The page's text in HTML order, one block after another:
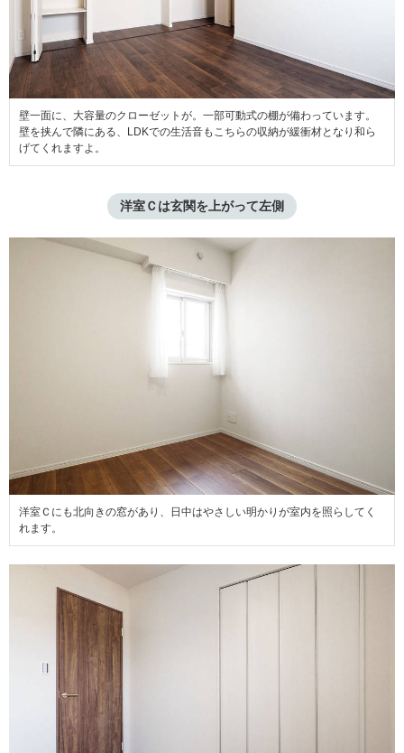
壁一面に、大容量のクローゼットが。一部可動式の棚が備わっています。
壁を挟んで隣にある、LDKでの生活音もこちらの収納が緩衝材となり和ら
げてくれますよ。
洋室Ｃは玄関を上がって左側
洋室Ｃにも北向きの窓があり、日中はやさしい明かりが室内を照らしてく
れます。